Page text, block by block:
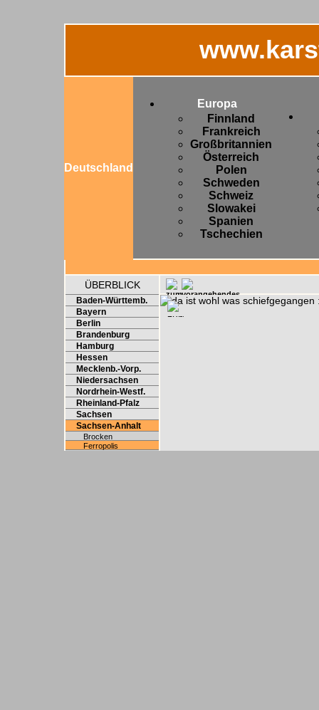
Deutschland
Europa
Finnland
Frankreich
Großbritannien
Österreich
Polen
Schweden
Schweiz
Slowakei
Spanien
Tschechien
ÜBERBLICK
Baden-Württemb.
Bayern
Berlin
Brandenburg
Hamburg
Hessen
Mecklenb.-Vorp.
Niedersachsen
Nordrhein-Westf.
Rheinland-Pfalz
Sachsen
Sachsen-Anhalt
Brocken
Ferropolis